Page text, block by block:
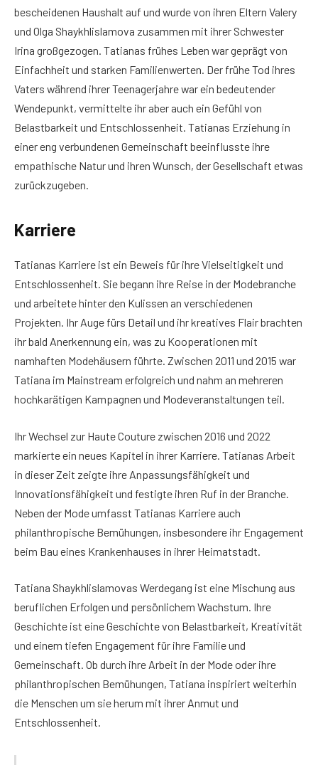
bescheidenen Haushalt auf und wurde von ihren Eltern Valery
und Olga Shaykhlislamova zusammen mit ihrer Schwester
Irina großgezogen. Tatianas frühes Leben war geprägt von
Einfachheit und starken Familienwerten. Der frühe Tod ihres
Vaters während ihrer Teenagerjahre war ein bedeutender
Wendepunkt, vermittelte ihr aber auch ein Gefühl von
Belastbarkeit und Entschlossenheit. Tatianas Erziehung in
einer eng verbundenen Gemeinschaft beeinflusste ihre
empathische Natur und ihren Wunsch, der Gesellschaft etwas
zurückzugeben.
Karriere
Tatianas Karriere ist ein Beweis für ihre Vielseitigkeit und
Entschlossenheit. Sie begann ihre Reise in der Modebranche
und arbeitete hinter den Kulissen an verschiedenen
Projekten. Ihr Auge fürs Detail und ihr kreatives Flair brachten
ihr bald Anerkennung ein, was zu Kooperationen mit
namhaften Modehäusern führte. Zwischen 2011 und 2015 war
Tatiana im Mainstream erfolgreich und nahm an mehreren
hochkarätigen Kampagnen und Modeveranstaltungen teil.
Ihr Wechsel zur Haute Couture zwischen 2016 und 2022
markierte ein neues Kapitel in ihrer Karriere. Tatianas Arbeit
in dieser Zeit zeigte ihre Anpassungsfähigkeit und
Innovationsfähigkeit und festigte ihren Ruf in der Branche.
Neben der Mode umfasst Tatianas Karriere auch
philanthropische Bemühungen, insbesondere ihr Engagement
beim Bau eines Krankenhauses in ihrer Heimatstadt.
Tatiana Shaykhlislamovas Werdegang ist eine Mischung aus
beruflichen Erfolgen und persönlichem Wachstum. Ihre
Geschichte ist eine Geschichte von Belastbarkeit, Kreativität
und einem tiefen Engagement für ihre Familie und
Gemeinschaft. Ob durch ihre Arbeit in der Mode oder ihre
philanthropischen Bemühungen, Tatiana inspiriert weiterhin
die Menschen um sie herum mit ihrer Anmut und
Entschlossenheit.